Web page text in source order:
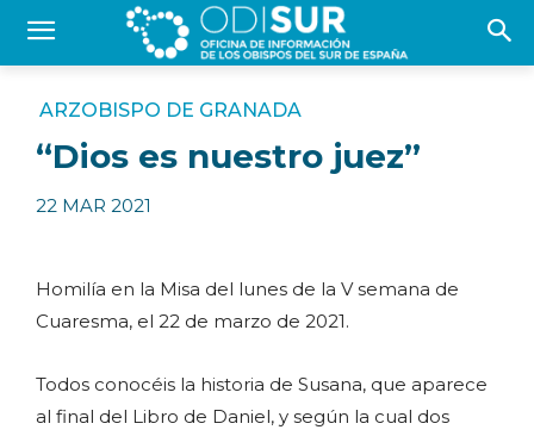
ARZOBISPO DE GRANADA
“Dios es nuestro juez”
22 MAR 2021
Homilía en la Misa del lunes de la V semana de
Cuaresma, el 22 de marzo de 2021.
Todos conocéis la historia de Susana, que aparece
al final del Libro de Daniel, y según la cual dos